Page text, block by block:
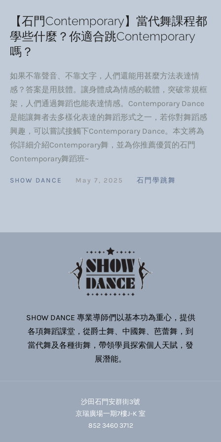
【石門Contemporary】當代舞課程都
學些什麼？你適合跳Contemporary
嗎？
如果不靠聲音、不靠文字，人們還能用甚麼方法表達情
感？答案是用肢體。讓身體成為情感的載體，突破常規框
架，人們通過舞蹈也能表達情感。Contemporary Dance
是能讓舞者去多樣化表達的舞蹈形式之一，若你對舞蹈感
興趣，可以嘗試接觸下Contemporary Dance。本文將為
你詳細介紹Contemporary舞，並為你推薦優質的石門
Contemporary舞蹈班~
SHOW DANCE May 7, 2025 石門學跳舞
SHOW DANCE 專業導師們以基本功為重心，提供
各項舞蹈課堂，從爵士舞、中國舞、芭蕾舞，到
當代舞及各種街舞，帶領學員探索個人天賦，發
展潛能。
沙田石門安群街3號
京瑞廣場一期7樓J-K 室
852 3460 3712